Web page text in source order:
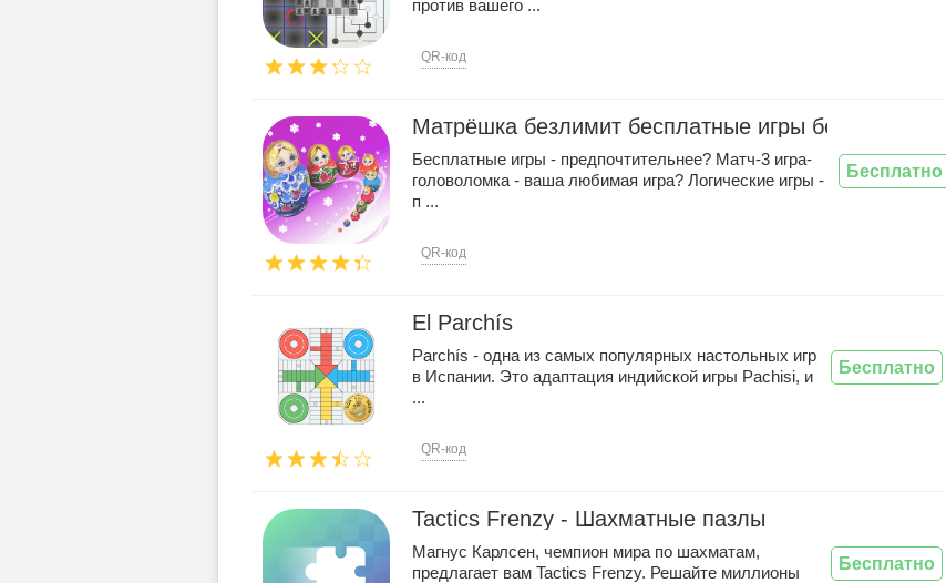
против вашего ...
QR-код
Матрёшка безлимит бесплатные игры без интернета
Бесплатные игры - предпочтительнее? Матч-3 игра-
головоломка - ваша любимая игра? Логические игры -
п ...
QR-код
Бесплатно
El Parchís
Parchís - одна из самых популярных настольных игр
в Испании. Это адаптация индийской игры Pachisi, и
...
QR-код
Бесплатно
Tactics Frenzy - Шахматные пазлы
Магнус Карлсен, чемпион мира по шахматам,
предлагает вам Tactics Frenzy. Решайте миллионы
Бесплатно